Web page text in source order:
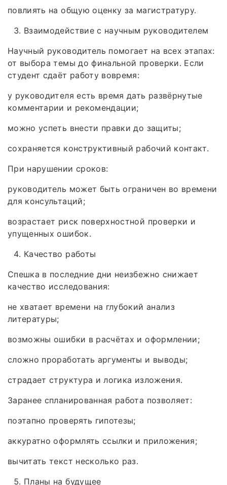
повлиять на общую оценку за магистратуру.
Взаимодействие с научным руководителем
Научный руководитель помогает на всех этапах:
от выбора темы до финальной проверки. Если
студент сдаёт работу вовремя:
у руководителя есть время дать развёрнутые
комментарии и рекомендации;
можно успеть внести правки до защиты;
сохраняется конструктивный рабочий контакт.
При нарушении сроков:
руководитель может быть ограничен во времени
для консультаций;
возрастает риск поверхностной проверки и
упущенных ошибок.
Качество работы
Спешка в последние дни неизбежно снижает
качество исследования:
не хватает времени на глубокий анализ
литературы;
возможны ошибки в расчётах и оформлении;
сложно проработать аргументы и выводы;
страдает структура и логика изложения.
Заранее спланированная работа позволяет:
поэтапно проверять гипотезы;
аккуратно оформлять ссылки и приложения;
вычитать текст несколько раз.
Планы на будущее